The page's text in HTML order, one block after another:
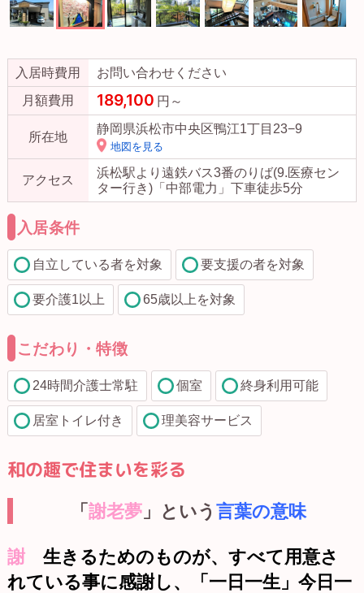
入居時費用
お問い合わせください
月額費用
189,100 円～
所在地
静岡県浜松市中央区鴨江1丁目23−9
地図を見る
アクセス
浜松駅より遠鉄バス3番のりば(9.医療セン
ター行き)「中部電力」下車徒歩5分
入居条件
自立している者を対象 要支援の者を対象
要介護1以上 65歳以上を対象
こだわり・特徴
24時間介護士常駐 個室 終身利用可能
居室トイレ付き 理美容サービス
和の趣で住まいを彩る
「謝老夢 」という言葉の意味
謝 生きるためのものが、すべて用意さ
れている事に感謝し、「一日一生」今日一